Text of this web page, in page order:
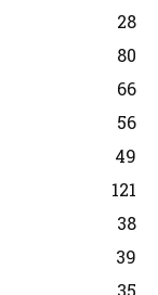
28
80
66
56
49
121
38
39
35